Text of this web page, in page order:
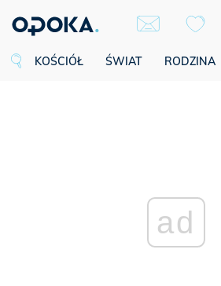
KOŚCIÓŁ ŚWIAT RODZINA
ad